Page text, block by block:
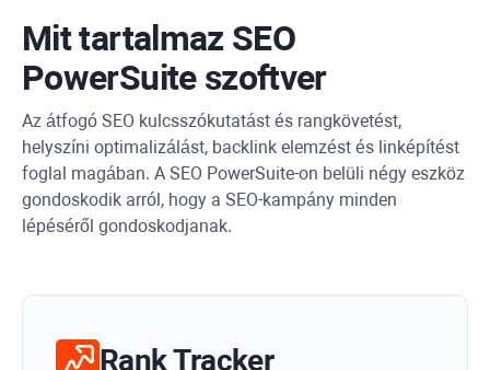
Mit tartalmaz SEO
PowerSuiteszoftver
Az átfogó SEO kulcsszókutatást és rangkövetést,
helyszíni optimalizálást, backlink elemzést és linképítést
foglal magában. A SEO PowerSuite-on belüli négy eszköz
gondoskodik arról, hogy a SEO-kampány minden
lépéséről gondoskodjanak.
Rank Tracker